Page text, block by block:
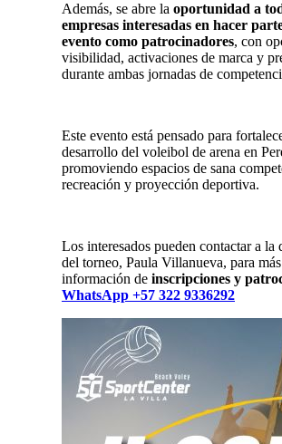
Además, se abre la oportunidad a
empresas interesadas en hacer
evento como patrocinadores, con
visibilidad, activaciones de marca y
durante ambas jornadas de
Este evento está pensado para
desarrollo del voleibol de arena en
promoviendo espacios de sana
recreación y proyección deportiva.
Los interesados pueden contactar a la
del torneo, Paula Villanueva, para más
información de inscripciones y
WhatsApp +57 322 9336292